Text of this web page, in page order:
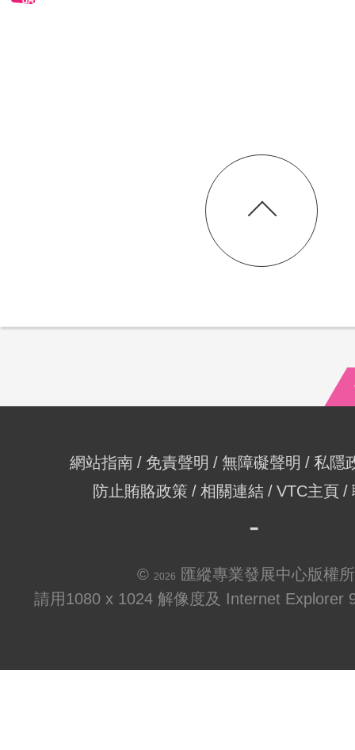
網站指南 免責聲明 無障礙聲明
私隱
防止賄賂政策
相關連結 VTC主頁
© 2026
匯縱專業發展中心版權
請用1080 x 1024 解像度及 Internet Explorer